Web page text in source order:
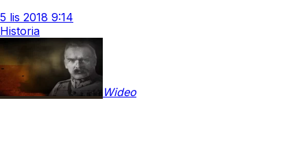
5 lis 2018 9:14
Historia
Wideo